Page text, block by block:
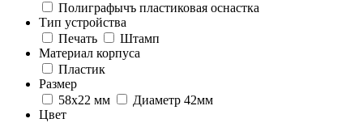
Полиграфычъ пластиковая оснастка
Тип устройства
Печать
Штамп
Материал корпуса
Пластик
Размер
58х22 мм
Диаметр 42мм
Цвет